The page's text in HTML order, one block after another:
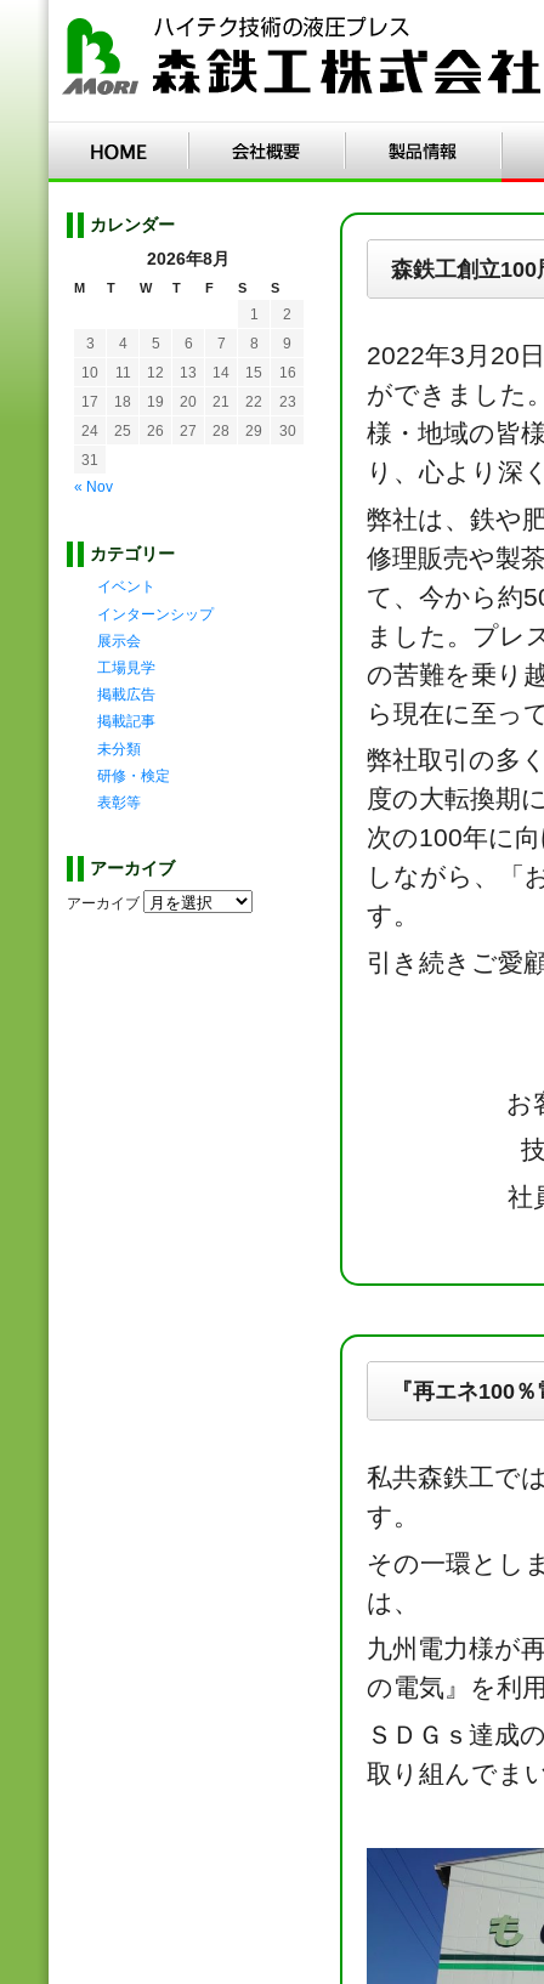
森鉄工創立100
2022年3月20
ができました
様・地域の皆
り、心より深
弊社は、鉄や
修理販売や製
て、今から約
ました。プレ
の苦難を乗り
ら現在に至っ
弊社取引の多
度の大転換期
次の100年に
しながら、「
す。
引き続きご愛
お
社
『再エネ100
私共森鉄工で
す。
その一環とし
は、
九州電力様が
の電気』を利
ＳＤＧｓ達成
取り組んでま
カレンダー
2026年8月
M T W T F S S
« Nov
1
2
3
4 5 6 7 8
9
10
11 12 13 14 15
16
17
18 19 20 21 22
23
24
25 26 27 28 29
30
31
カテゴリー
イベント
インターンシップ
展示会
工場見学
掲載広告
掲載記事
未分類
研修・検定
表彰等
アーカイブ
アーカイブ